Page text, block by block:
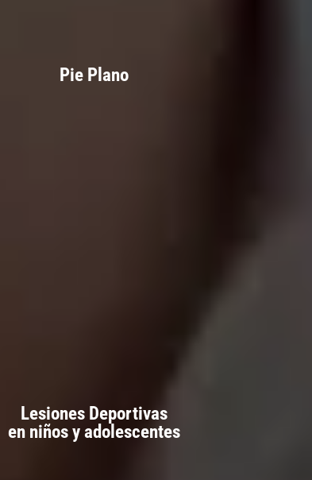
Pie Plano
Lesiones Deportivas
en niños y adolescentes